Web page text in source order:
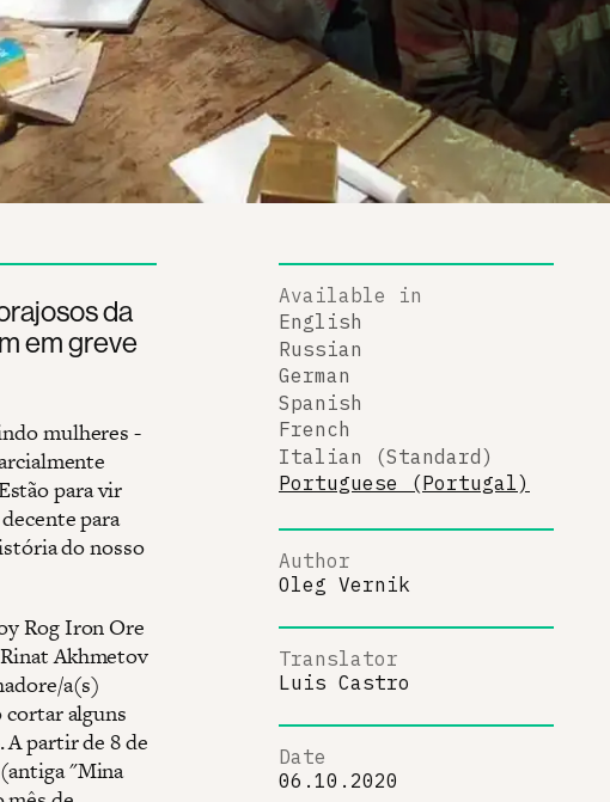
da
em greve
mulheres -
para vir
para
do nosso
Rog Iron Ore
Akhmetov
a(s)
cortar alguns
A partir de 8 de
"Mina
Available in
English
Russian
German
Spanish
French
Italian (Standard)
Portuguese (Portugal)
Author
Oleg Vernik
Translator
Luis Castro
Date
06.10.2020